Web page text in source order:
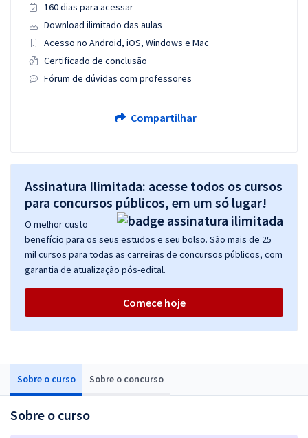
Sobre o curso Sobre o concurso
Sobre o curso
160 dias para acessar
Download ilimitado das aulas
Acesso no Android, iOS, Windows e Mac
Certificado de conclusão
Fórum de dúvidas com professores
Compartilhar
Assinatura Ilimitada: acesse todos os cursos
para concursos públicos, em um só lugar!
O melhor custo
benefício para os seus estudos e seu bolso. São mais de 25
mil cursos para todas as carreiras de concursos públicos, com
garantia de atualização pós-edital.
Comece hoje